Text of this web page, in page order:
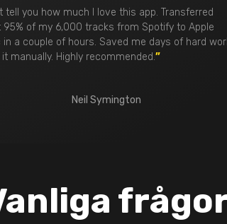
tell you how much I love this app. Transferred
95% of my 6,000 tracks from Spotify to Apple
in a couple of hours. Saved me days of hard
it manually. Highly recommended.”
Neil Symington